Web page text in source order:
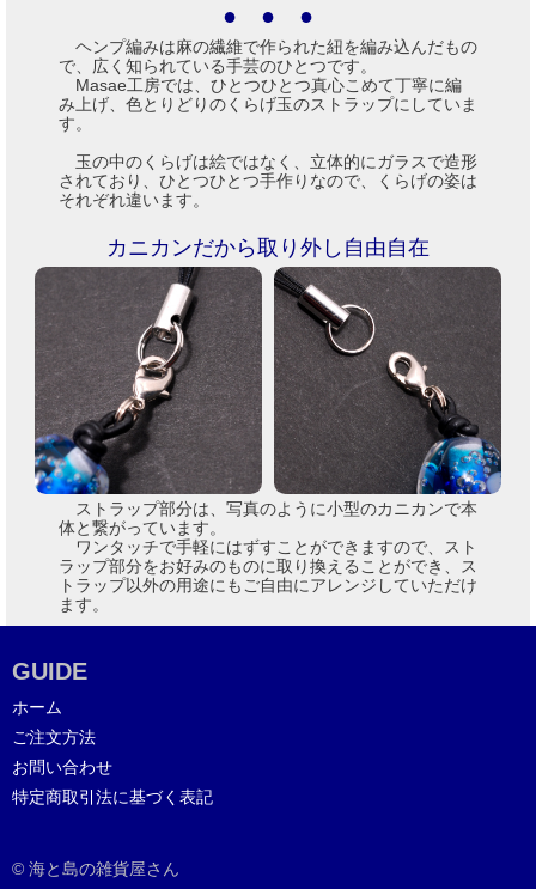
● ● ●
ヘンプ編みは麻の繊維で作られた紐を編み込んだもの
で、広く知られている手芸のひとつです。
Masae工房では、ひとつひとつ真心こめて丁寧に編
み上げ、色とりどりのくらげ玉のストラップにしていま
す。
玉の中のくらげは絵ではなく、立体的にガラスで造形
されており、ひとつひとつ手作りなので、くらげの姿は
それぞれ違います。
カニカンだから取り外し自由自在
ストラップ部分は、写真のように小型のカニカンで本
体と繋がっています。
ワンタッチで手軽にはずすことができますので、スト
ラップ部分をお好みのものに取り換えることができ、ス
トラップ以外の用途にもご自由にアレンジしていただけ
ます。
GUIDE
ホーム
ご注文方法
お問い合わせ
特定商取引法に基づく表記
© 海と島の雑貨屋さん